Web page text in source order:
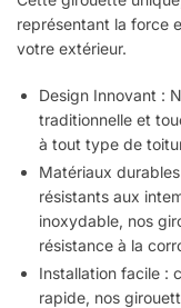
représentant la force
votre extérieur.
Design Innovant :
traditionnelle et
à tout type de
Matériaux
résistants aux
inoxydable, nos
résistance à la
Installation facile :
rapide, nos